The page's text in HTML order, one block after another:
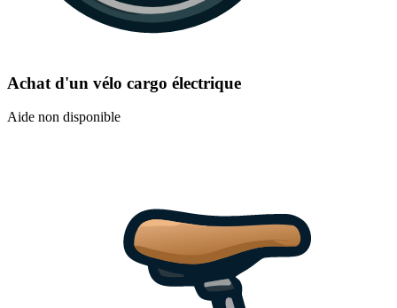
Achat d'un vélo cargo électrique
Aide non disponible